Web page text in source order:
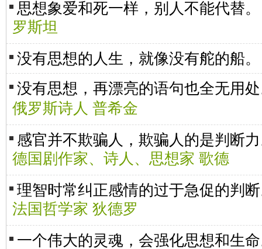
思想象爱和死一样，别人不能代替。
罗斯坦
没有思想的人生，就像没有舵的船。
没有思想，再漂亮的语句也全无用
俄罗斯诗人 普希金
感官并不欺骗人，欺骗人的是判断
德国剧作家、诗人、思想家 歌德
理智时常纠正感情的过于急促的判
法国哲学家 狄德罗
一个伟大的灵魂，会强化思想和生